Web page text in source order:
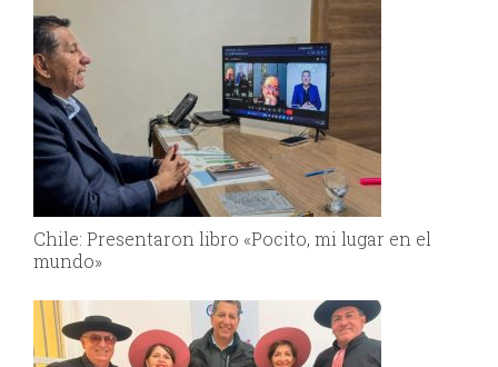
Chile: Presentaron libro «Pocito, mi lugar en el
mundo»